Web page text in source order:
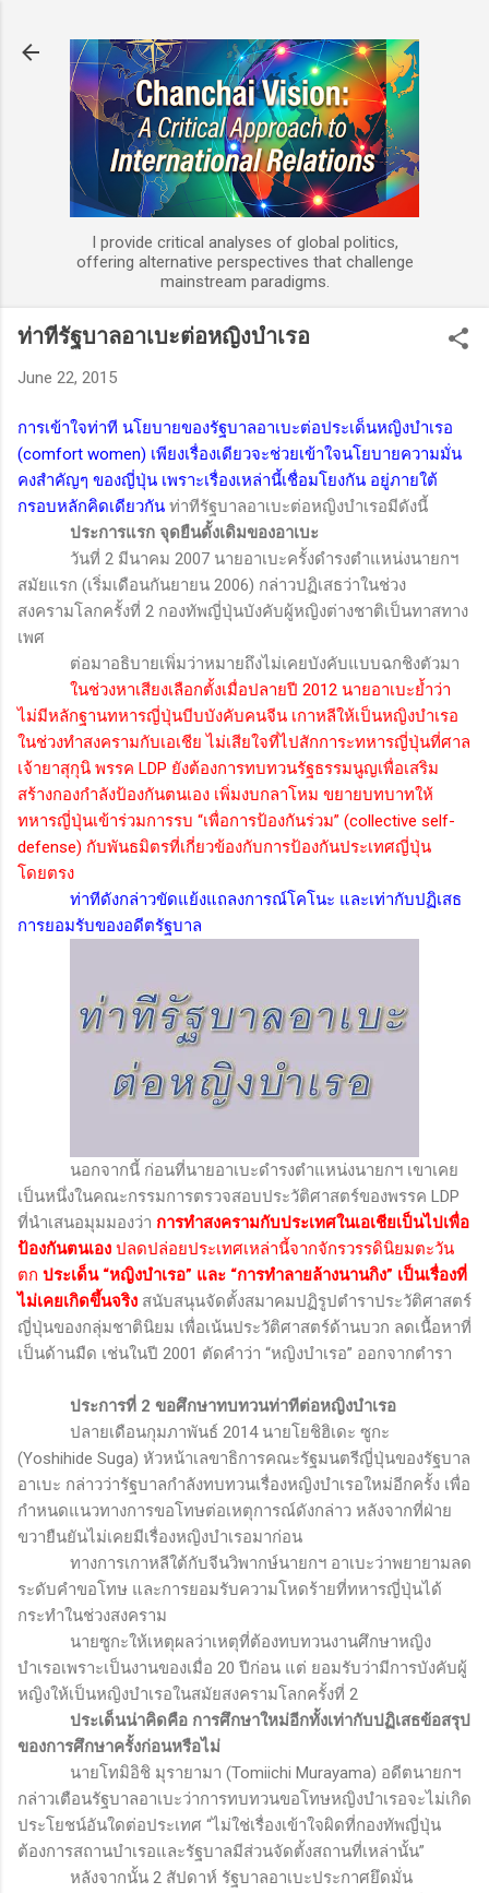
I provide critical analyses of global politics,
offering alternative perspectives that challenge
mainstream paradigms.
ท่าทีรัฐบาลอาเบะต่อหญิงบำเรอ
June 22, 2015
การเข้าใจท่าที นโยบายของรัฐบาลอาเบะต่อประเด็นหญิงบำเรอ
(comfort women) เพียงเรื่องเดียวจะช่วยเข้าใจนโยบายความมั่น
คงสำคัญๆ ของญี่ปุ่น เพราะเรื่องเหล่านี้เชื่อมโยงกัน อยู่ภายใต้
กรอบหลักคิดเดียวกัน ท่าทีรัฐบาลอาเบะต่อหญิงบำเรอมีดังนี้
ประการแรก จุดยืนดั้งเดิมของอาเบะ
วันที่ 2 มีนาคม 2007 นายอาเบะครั้งดำรงตำแหน่งนายกฯ
สมัยแรก (เริ่มเดือนกันยายน 2006) กล่าวปฏิเสธว่าในช่วง
สงครามโลกครั้งที่ 2 กองทัพญี่ปุ่นบังคับผู้หญิงต่างชาติเป็นทาสทาง
เพศ
ต่อมาอธิบายเพิ่มว่าหมายถึงไม่เคยบังคับแบบฉกชิงตัวมา
ในช่วงหาเสียงเลือกตั้งเมื่อปลายปี 2012 นายอาเบะย้ำว่า
ไม่มีหลักฐานทหารญี่ปุ่นบีบบังคับคนจีน เกาหลีให้เป็นหญิงบำเรอ
ในช่วงทำสงครามกับเอเชีย ไม่เสียใจที่ไปสักการะทหารญี่ปุ่นที่ศาล
เจ้ายาสุกุนิ พรรค LDP ยังต้องการทบทวนรัฐธรรมนูญเพื่อเสริม
สร้างกองกำลังป้องกันตนเอง เพิ่มงบกลาโหม ขยายบทบาทให้
ทหารญี่ปุ่นเข้าร่วมการรบ “เพื่อการป้องกันร่วม” (collective self-
defense) กับพันธมิตรที่เกี่ยวข้องกับการป้องกันประเทศญี่ปุ่น
โดยตรง
ท่าทีดังกล่าวขัดแย้งแถลงการณ์โคโนะ และเท่ากับปฏิเสธ
การยอมรับของอดีตรัฐบาล
นอกจากนี้ ก่อนที่นายอาเบะดำรงตำแหน่งนายกฯ เขาเคย
เป็นหนึ่งในคณะกรรมการตรวจสอบประวัติศาสตร์ของพรรค LDP
ที่นำเสนอมุมมองว่า การทำสงครามกับประเทศในเอเชียเป็นไปเพื่อ
ป้องกันตนเอง ปลดปล่อยประเทศเหล่านี้จากจักรวรรดินิยมตะวัน
ตก ประเด็น “หญิงบำเรอ” และ “การทำลายล้างนานกิง” เป็นเรื่องที่
ไม่เคยเกิดขึ้นจริง สนับสนุนจัดตั้งสมาคมปฏิรูปตำราประวัติศาสตร์
ญี่ปุ่นของกลุ่มชาตินิยม เพื่อเน้นประวัติศาสตร์ด้านบวก ลดเนื้อหาที่
เป็นด้านมืด เช่นในปี 2001 ตัดคำว่า “หญิงบำเรอ” ออกจากตำรา
ประการที่ 2 ขอศึกษาทบทวนท่าทีต่อหญิงบำเรอ
ปลายเดือนกุมภาพันธ์ 2014 นายโยชิฮิเดะ ซูกะ
(Yoshihide Suga) หัวหน้าเลขาธิการคณะรัฐมนตรีญี่ปุ่นของรัฐบาล
อาเบะ กล่าวว่ารัฐบาลกำลังทบทวนเรื่องหญิงบำเรอใหม่อีกครั้ง เพื่อ
กำหนดแนวทางการขอโทษต่อเหตุการณ์ดังกล่าว หลังจากที่ฝ่าย
ขวายืนยันไม่เคยมีเรื่องหญิงบำเรอมาก่อน
ทางการเกาหลีใต้กับจีนวิพากษ์นายกฯ อาเบะว่าพยายามลด
ระดับคำขอโทษ และการยอมรับความโหดร้ายที่ทหารญี่ปุ่นได้
กระทำในช่วงสงคราม
นายซูกะให้เหตุผลว่าเหตุที่ต้องทบทวนงานศึกษาหญิง
บำเรอเพราะเป็นงานของเมื่อ 20 ปีก่อน แต่ ยอมรับว่ามีการบังคับผู้
หญิงให้เป็นหญิงบำเรอในสมัยสงครามโลกครั้งที่ 2
ประเด็นน่าคิดคือ การศึกษาใหม่อีกทั้งเท่ากับปฏิเสธข้อสรุป
ของการศึกษาครั้งก่อนหรือไม่
นายโทมิอิชิ มุรายามา (Tomiichi Murayama) อดีตนายกฯ
กล่าวเตือนรัฐบาลอาเบะว่าการทบทวนขอโทษหญิงบำเรอจะไม่เกิด
ประโยชน์อันใดต่อประเทศ “ไม่ใช่เรื่องเข้าใจผิดที่กองทัพญี่ปุ่น
ต้องการสถานบำเรอและรัฐบาลมีส่วนจัดตั้งสถานที่เหล่านั้น”
หลังจากนั้น 2 สัปดาห์ รัฐบาลอาเบะประกาศยึดมั่น